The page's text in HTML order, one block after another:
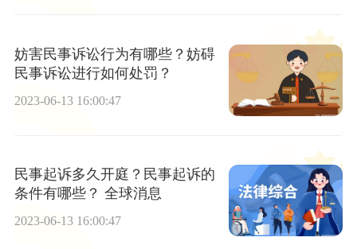
妨害民事诉讼行为有哪些？妨碍
民事诉讼进行如何处罚？
2023-06-13 16:00:47
民事起诉多久开庭？民事起诉的
条件有哪些？ 全球消息
2023-06-13 16:00:47